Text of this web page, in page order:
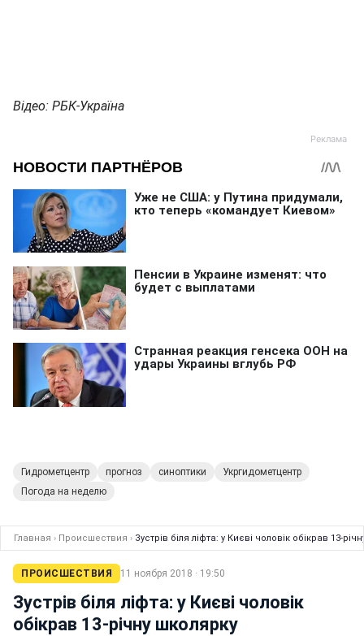
Відео: РБК-Україна
Гидрометцентр прогноз синоптики
Укргидометцентр
Погода на неделю
Главная › Происшествия › Зустрів біля ліфта: у Києві чоловік обікрав 13-
ПРОИСШЕСТВИЯ 11 ноября 2018 · 19:50
Зустрів біля ліфта: у Києві чоловік
обікрав 13-річну школярку